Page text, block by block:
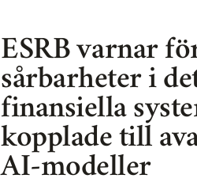
ESRB varnar
sårbarheter i
finansiella
kopplade till
AI-modeller